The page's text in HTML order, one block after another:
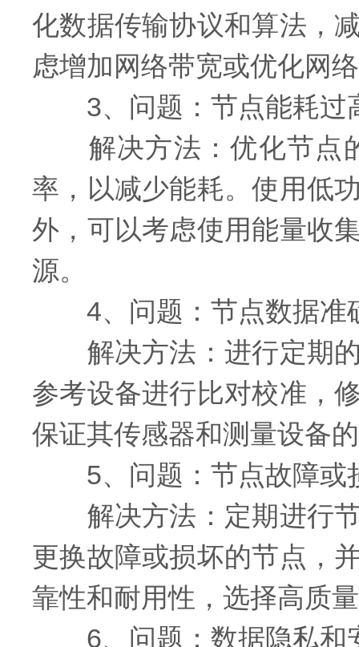
化数据传输协议和算法，
虑增加网络带宽或优化网
3、问题：节点能耗过
解决方法：优化节点的
率，以减少能耗。使用低
外，可以考虑使用能量收
源。
4、问题：节点数据准
解决方法：进行定期的
参考设备进行比对校准，
保证其传感器和测量设备
5、问题：节点故障或
解决方法：定期进行节
更换故障或损坏的节点，
靠性和耐用性，选择高质
6、问题：数据隐私和